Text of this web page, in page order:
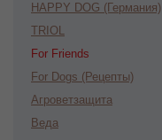
HAPPY DOG (Германия)
TRIOL
For Friends
For Dogs (Рецепты)
Агроветзащита
Веда